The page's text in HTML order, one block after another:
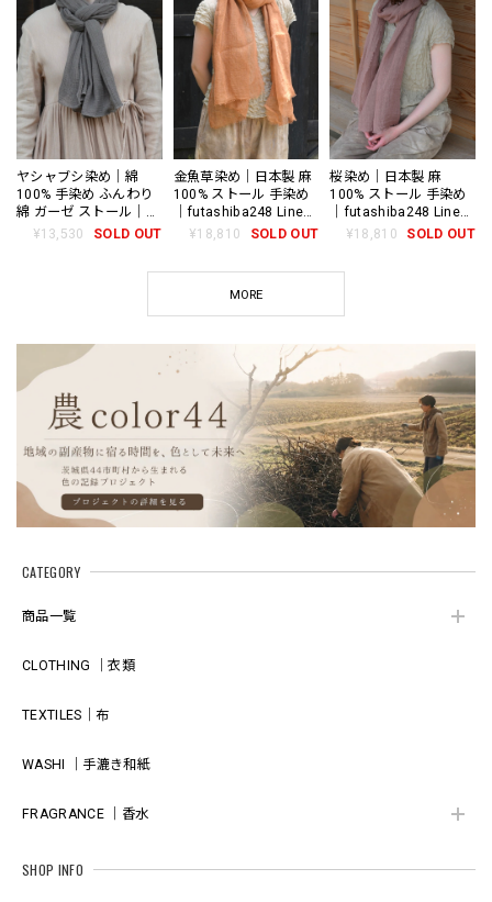
CATEGORY
商品一覧
CLOTHING ｜衣類
TEXTILES｜布
WASHI ｜手漉き和紙
FRAGRANCE ｜香水
SHOP INFO
ヤシャブシ染め｜綿
100% 手染め ふんわり
綿 ガーゼ ストール｜草
木染め 夜叉五倍子 綿
¥13,530 SOLD OUT
金魚草染め｜日本製 麻
100% ストール 手染め
｜futashiba248 Linen
textile
¥18,810 SOLD OUT
桜染め｜日本製 麻
100% ストール 手染め
｜futashiba248 Linen
textile
¥18,810 SOLD OUT
MORE